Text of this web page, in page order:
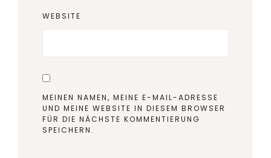
WEBSITE
MEINEN NAMEN, MEINE E-MAIL-ADRESSE
UND MEINE WEBSITE IN DIESEM BROWSER
FÜR DIE NÄCHSTE KOMMENTIERUNG
SPEICHERN.